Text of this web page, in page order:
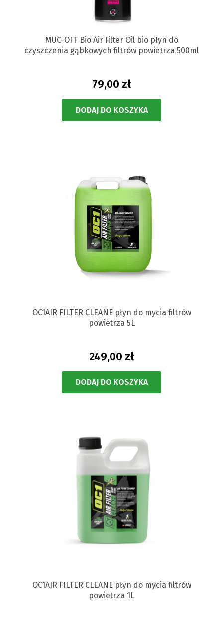
MUC-OFF Bio Air Filter Oil bio płyn do
czyszczenia gąbkowych filtrów powietrza 500ml
79,00 zł
DODAJ DO KOSZYKA
OC1AIR FILTER CLEANE płyn do mycia filtrów
powietrza 5L
249,00 zł
DODAJ DO KOSZYKA
OC1AIR FILTER CLEANE płyn do mycia filtrów
powietrza 1L